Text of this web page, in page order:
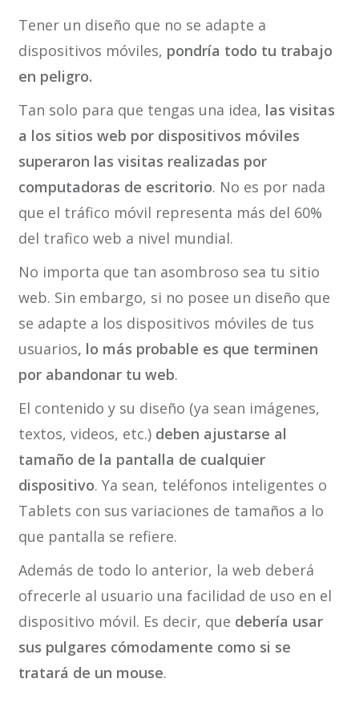
Tener un diseño que no se adapte a
dispositivos móviles, pondría todo tu trabajo
en peligro.
Tan solo para que tengas una idea, las visitas
a los sitios web por dispositivos móviles
superaron las visitas realizadas por
computadoras de escritorio. No es por nada
que el tráfico móvil representa más del 60%
del trafico web a nivel mundial.
No importa que tan asombroso sea tu sitio
web. Sin embargo, si no posee un diseño que
se adapte a los dispositivos móviles de tus
usuarios, lo más probable es que terminen
por abandonar tu web.
El contenido y su diseño (ya sean imágenes,
textos, videos, etc.) deben ajustarse al
tamaño de la pantalla de cualquier
dispositivo. Ya sean, teléfonos inteligentes o
Tablets con sus variaciones de tamaños a lo
que pantalla se refiere.
Además de todo lo anterior, la web deberá
ofrecerle al usuario una facilidad de uso en el
dispositivo móvil. Es decir, que debería usar
sus pulgares cómodamente como si se
tratará de un mouse.